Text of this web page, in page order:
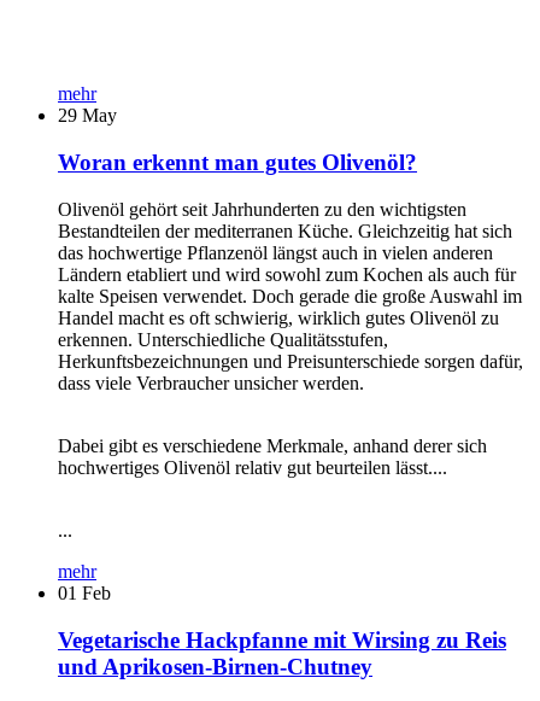
mehr
29 May
Woran erkennt man gutes Olivenöl?
Olivenöl gehört seit Jahrhunderten zu den wichtigsten
Bestandteilen der mediterranen Küche. Gleichzeitig hat sich
das hochwertige Pflanzenöl längst auch in vielen anderen
Ländern etabliert und wird sowohl zum Kochen als auch für
kalte Speisen verwendet. Doch gerade die große Auswahl im
Handel macht es oft schwierig, wirklich gutes Olivenöl zu
erkennen. Unterschiedliche Qualitätsstufen,
Herkunftsbezeichnungen und Preisunterschiede sorgen dafür,
dass viele Verbraucher unsicher werden.
Dabei gibt es verschiedene Merkmale, anhand derer sich
hochwertiges Olivenöl relativ gut beurteilen lässt....
...
mehr
01 Feb
Vegetarische Hackpfanne mit Wirsing zu Reis
und Aprikosen-Birnen-Chutney